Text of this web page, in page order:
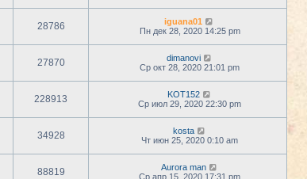
28786
iguana01
Пн дек 28, 2020 14:25 pm
27870
dimanovi
Ср окт 28, 2020 21:01 pm
228913
KOT152
Ср июл 29, 2020 22:30 pm
34928
kosta
Чт июн 25, 2020 0:10 am
88819
Aurora man
Ср апр 15, 2020 17:31 pm